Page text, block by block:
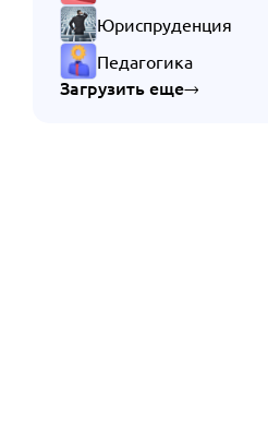
Юриспруденция
Педагогика
Загрузить еще